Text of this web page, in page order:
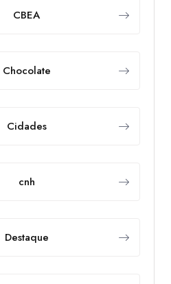
CBEA
Chocolate
Cidades
cnh
Destaque